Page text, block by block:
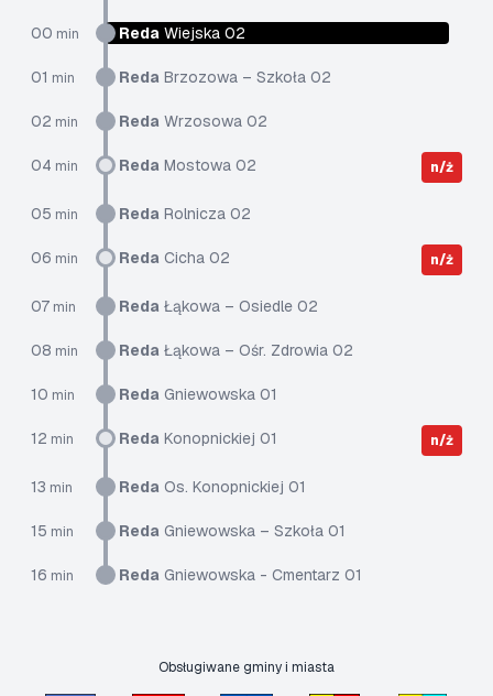
00 min Reda Wiejska 02
01 min Reda Brzozowa – Szkoła 02
02 min Reda Wrzosowa 02
04 min Reda Mostowa 02 n/ż
05 min Reda Rolnicza 02
06 min Reda Cicha 02 n/ż
07 min Reda Łąkowa – Osiedle 02
08 min Reda Łąkowa – Ośr. Zdrowia 02
10 min Reda Gniewowska 01
12 min Reda Konopnickiej 01 n/ż
13 min Reda Os. Konopnickiej 01
15 min Reda Gniewowska – Szkoła 01
16 min Reda Gniewowska - Cmentarz 01
Obsługiwane gminy i miasta